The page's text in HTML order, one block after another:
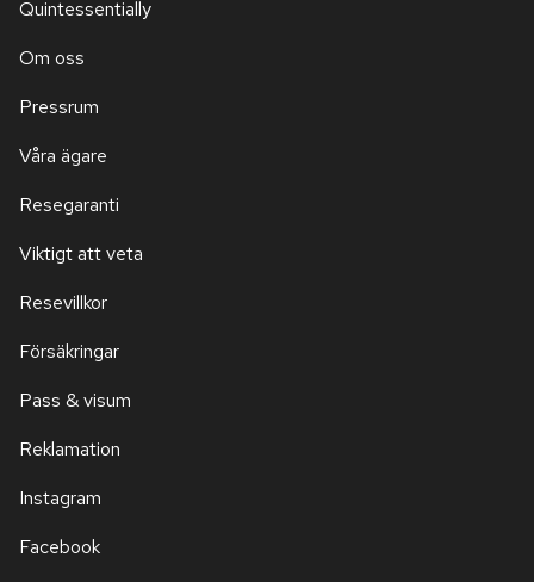
Quintessentially
Om oss
Pressrum
Våra ägare
Resegaranti
Viktigt att veta
Resevillkor
Försäkringar
Pass & visum
Reklamation
Instagram
Facebook